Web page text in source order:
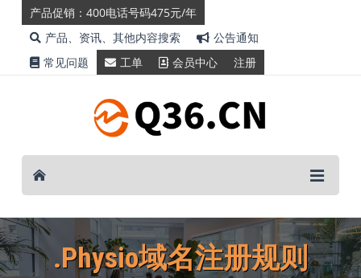
产品促销：400电话号码475元/年
产品、资讯、其他内容搜索
公告通知
常见问题
工单 会员中心 注册
.physio域名注册规则